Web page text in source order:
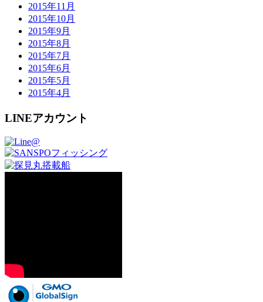
2015年11月
2015年10月
2015年9月
2015年8月
2015年7月
2015年6月
2015年5月
2015年4月
LINEアカウント